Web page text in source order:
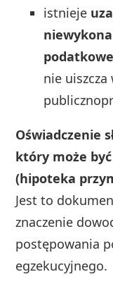
istnieje
nie
Oświadczenie
który może
(hipoteka
Jest to
znaczenie
postępowania
egzekucyjnego.